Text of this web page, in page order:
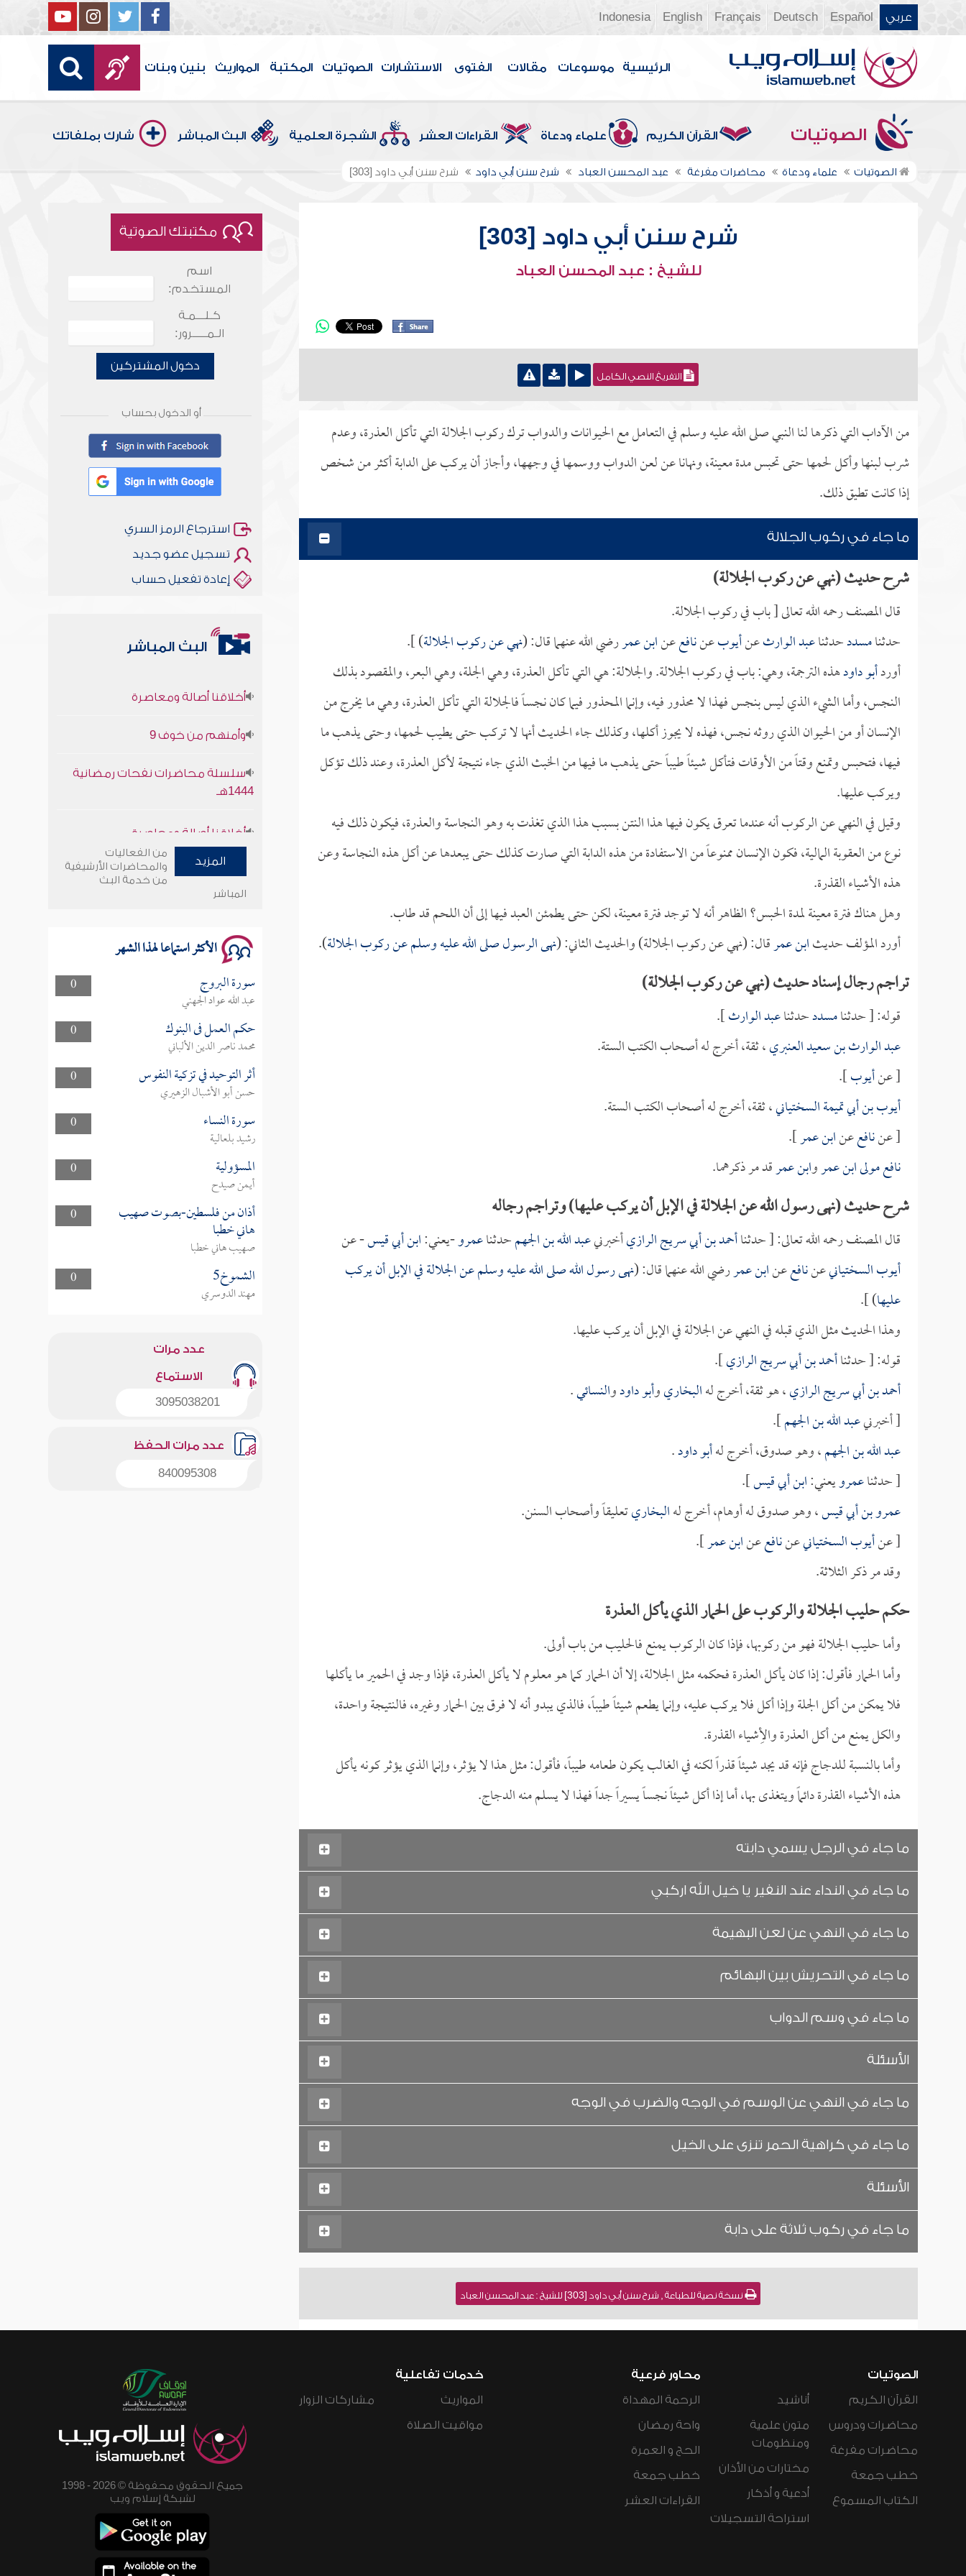
عربي Español
Deutsch
Français
English
Indonesia
الرئيسية موسوعات مقالات الفتوى الاستشارات الصوتيات المكتبة المواريث بنين وبنات
الصوتيات القرآن الكريم علماء ودعاة القراءات العشر الشجرة العلمية البث المباشر شارك بملفاتك
الصوتيات علماء ودعاة محاضرات مفرغة عبد المحسن العباد شرح سنن أبي داود شرح سنن أبي داود [303]
شرح سنن أبي داود [303]
للشيخ : عبد المحسن العباد
التفريغ النصي الكامل
من الآداب التي ذكرها لنا النبي صلى الله عليه وسلم في التعامل مع الحيوانات والدواب ترك ركوب الجلالة التي تأكل العذرة، وعدم
شرب لبنها وأكل لحمها حتى تحبس مدة معينة، ونهانا عن لعن الدواب ووسمها في وجهها، وأجاز أن يركب على الدابة أكثر من شخص
إذا كانت تطيق ذلك.
ما جاء في ركوب الجلالة
شرح حديث (نهي عن ركوب الجلالة)
قال المصنف رحمه الله تعالى [ باب في ركوب الجلالة.
حدثنامسددحدثناعبد الوارثعنأيوبعننافععنابن عمررضي الله عنهما قال: (نهي عن ركوب الجلالة) ].
أوردأبو داودهذه الترجمة، وهي: باب في ركوب الجلالة. والجلالة: هي التي تأكل العذرة، وهي الجلة، وهي البعر، والمقصود بذلك
النجس، وأما الشيء الذي ليس بنجس فهذا لا محذور فيه، وإنما المحذور فيما كان نجساً فالجلالة التي تأكل العذرة، وهي ما يخرج من
الإنسان أو من الحيوان الذي روثه نجس، فهذه لا يجوز أكلها، وكذلك جاء الحديث أنها لا تركب حتى يطيب لحمها، وحتى يذهب ما
فيها، فتحبس وتمنع وقتاً من الأوقات فتأكل شيئاً طيباً حتى يذهب ما فيها من الخبث الذي جاء نتيجة لأكل العذرة، وعند ذلك تؤكل
ويركب عليها.
وقيل في النهي عن الركوب أنه عندما تعرق يكون فيها هذا النتن بسبب هذا الذي تغذت به وهو النجاسة والعذرة، فيكون ذلك فيه
نوع من العقوبة المالية، فكون الإنسان ممنوعاً من الاستفادة من هذه الدابة التي صارت كذلك حتى يبعدها عن أكل هذه النجاسة وعن
هذه الأشياء القذرة.
وهل هناك فترة معينة لمدة الحبس؟ الظاهر أنه لا توجد فترة معينة، لكن حتى يطمئن العبد فيها إلى أن اللحم قد طاب.
أورد المؤلف حديثابن عمرقال: (نهي عن ركوب الجلالة) والحديث الثاني: (نهى الرسول صلى الله عليه وسلم عن ركوب الجلالة).
تراجم رجال إسناد حديث (نهي عن ركوب الجلالة)
قوله: [ حدثنامسددحدثناعبد الوارث].
عبد الوارث بن سعيد العنبري، ثقة، أخرج له أصحاب الكتب الستة.
[ عنأيوب].
أيوب بن أبي تميمة السختياني، ثقة، أخرج له أصحاب الكتب الستة.
[ عننافععنابن عمر].
نافع مولى ابن عمروابن عمرقد مر ذكرهما.
شرح حديث (نهى رسول الله عن الجلالة في الإبل أن يركب عليها) وتراجم رجاله
قال المصنف رحمه الله تعالى: [ حدثناأحمد بن أبي سريج الرازيأخبرنيعبد الله بن الجهمحدثناعمرو-يعني:ابن أبي قيس- عن
أيوب السختيانيعننافععنابن عمررضي الله عنهما قال: (نهى رسول الله صلى الله عليه وسلم عن الجلالة في الإبل أن يركب
عليها) ].
وهذا الحديث مثل الذي قبله في النهي عن الجلالة في الإبل أن يركب عليها.
قوله: [ حدثناأحمد بن أبي سريج الرازي].
أحمد بن أبي سريج الرازي، هو ثقة، أخرج لهالبخاريوأبو داودوالنسائي.
[ أخبرنيعبد الله بن الجهم].
عبد الله بن الجهم، وهو صدوق، أخرج لهأبو داود.
[ حدثناعمرويعني:ابن أبي قيس].
عمرو بن أبي قيس، وهو صدوق له أوهام، أخرج لهالبخاريتعليقاً وأصحاب السنن.
[ عنأيوب السختيانيعننافععنابن عمر].
وقد مر ذكر الثلاثة.
حكم حليب الجلالة والركوب على الحمار الذي يأكل العذرة
وأما حليب الجلالة فهو من ركوبها، فإذا كان الركوب يمنع فالحليب من باب أولى.
وأما الحمار فأقول: إذا كان يأكل العذرة فحكمه مثل الجلالة، إلا أن الحمار كما هو معلوم لا يأكل العذرة، فإذا وجد في الحمير ما يأكلها
فلا يمكن من أكل الجلة وإذا أكل فلا يركب عليه، وإنما يطعم شيئاً طيباً، فالذي يبدو أنه لا فرق بين الحمار وغيره، فالنتيجة واحدة،
والكل يمنع من أكل العذرة والأِشياء القذرة.
وأما بالنسبة للدجاج فإنه قد يجد شيئاً قذراً لكنه في الغالب يكون طعامه طيباً، فأقول: مثل هذا لا يؤثر، وإنما الذي يؤثر كونه يأكل
هذه الأشياء القذرة دائماً ويتغذى بها، أما إذا أكل شيئاً نجساً يسيراً جداً فهذا لا يسلم منه الدجاج.
ما جاء في الرجل يسمي دابته
ما جاء في النداء عند النفير يا خيل الله اركبي
ما جاء في النهي عن لعن البهيمة
ما جاء في التحريش بين البهائم
ما جاء في وسم الدواب
الأسئلة
ما جاء في النهي عن الوسم في الوجه والضرب في الوجه
ما جاء في كراهية الحمر تنزى على الخيل
الأسئلة
ما جاء في ركوب ثلاثة على دابة
نسخة نصية للطباعة , شرح سنن أبي داود [303] للشيخ : عبد المحسن العباد
مكتبتك الصوتية
اسم
المستخدم:
كـلـــمـة
الـمـــــرور:
دخول المشتركين
أو الدخول بحساب
استرجاع الرمز السري
تسجيل عضو جديد
إعادة تفعيل حساب
البث المباشر
1444هـ
وأمنهم من خوف 9
سلسلة محاضرات نفحات رمضانية
المزيد
من الفعاليات
والمحاضرات الأرشيفية
من خدمة البث
المباشر
الأكثر استماعا لهذا الشهر
0 سورة البروج
عبد الله عواد الجهني
0
حكم العمل فى البنوك
محمد ناصر الدين الألباني
0
أثر التوحيد في تزكية النفوس
حسن أبو الأشبال الزهيري
0
سورة النساء
رشيد بلعالية
0
المسؤولية
أيمن صيدح
0
أذان من فلسطين-بصوت صهيب
هاني خطبا
صهيب هاني خطبا
0
الشموخ5
مهند الدوسري
عدد مرات
الاستماع
3095038201
عدد مرات الحفظ
840095308
الصوتيات
القرآن الكريم
محاضرات ودروس
محاضرات مفرغة
خطب جمعة
الكتاب المسموع
أناشيد
متون علمية
ومنظومات
مختارات من الأذان
أدعية و أذكار
استراحة التسجيلات
محاور فرعية
الرحمة المهداة
واحة رمضان
الحج و العمرة
خطب جمعة
القراءات العشر
خدمات تفاعلية
المواريث
مواقيت الصلاة
مشاركات الزوار
جميع الحقوق محفوظة © 2026 - 1998
لشبكة إسلام ويب